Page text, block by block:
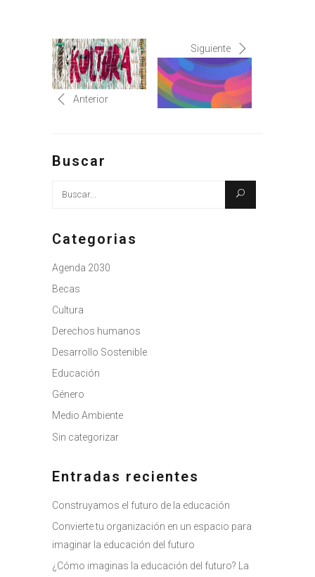
Anterior
Siguiente
Buscar
Busque:
Categorias
Agenda 2030
Becas
Cultura
Derechos humanos
Desarrollo Sostenible
Educación
Género
Medio Ambiente
Sin categorizar
Entradas recientes
Construyamos el futuro de la educación
Convierte tu organización en un espacio para
imaginar la educación del futuro
¿Cómo imaginas la educación del futuro? La